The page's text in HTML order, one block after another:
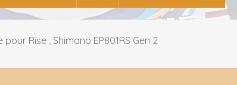
Rise , Shimano EP801RS Gen 2